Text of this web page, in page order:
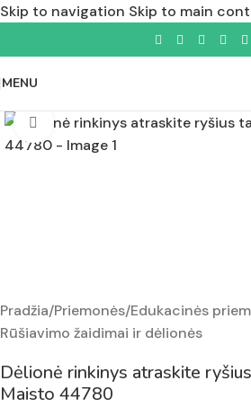
Skip to navigation Skip to main
MENU
Padidinti nuotrauką
Pradžia/Priemonės/Edukacinės
Rūšiavimo žaidimai ir dėlionės
Dėlionė rinkinys atraskite
Maisto 44780